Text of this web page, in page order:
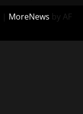
| MoreNews by AF